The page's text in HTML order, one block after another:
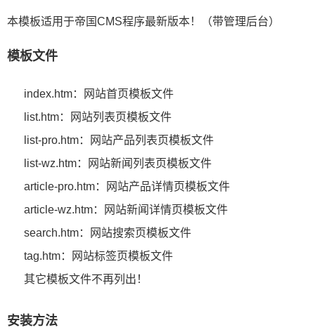
本模板适用于帝国CMS程序最新版本！（带管理后台）
模板文件
index.htm：网站首页模板文件
list.htm：网站列表页模板文件
list-pro.htm：网站产品列表页模板文件
list-wz.htm：网站新闻列表页模板文件
article-pro.htm：网站产品详情页模板文件
article-wz.htm：网站新闻详情页模板文件
search.htm：网站搜索页模板文件
tag.htm：网站标签页模板文件
其它模板文件不再列出！
安装方法